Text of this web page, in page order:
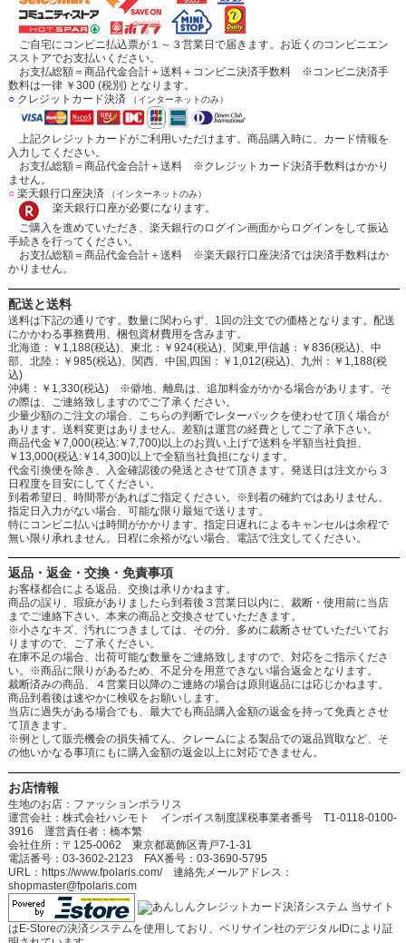
ご自宅にコンビニ払込票が１～３営業日で届きます。お近くのコンビニエン
スストアでお支払いください。
お支払総額＝商品代金合計＋送料＋コンビニ決済手数料 ※コンビニ決済手
数料は一律 ￥300 (税別) となります。
○クレジットカード決済 （インターネットのみ）
上記クレジットカードがご利用いただけます。商品購入時に、カード情報を
入力してください。
お支払総額＝商品代金合計＋送料 ※クレジットカード決済手数料はかかり
ません。
○楽天銀行口座決済 （インターネットのみ）
楽天銀行口座が必要になります。
ご購入を進めていただき、楽天銀行のログイン画面からログインをして振込
手続きを行ってください。
お支払総額＝商品代金合計＋送料 ※楽天銀行口座決済では決済手数料はか
かりません。
配送と送料
送料は下記の通りです。数量に関わらず、1回の注文での価格となります。配送
にかかわる事務費用、梱包資材費用を含みます。
北海道：￥1,188(税込)、東北：￥924(税込)、関東,甲信越：￥836(税込)、中
部、北陸：￥985(税込)、関西、中国,四国：￥1,012(税込)、九州：￥1,188(税
込)
沖縄：￥1,330(税込) ※僻地、離島は、追加料金がかかる場合があります。そ
の際は、ご連絡致しますのでご了承ください。
少量少額のご注文の場合、こちらの判断でレターパックを使わせて頂く場合が
あります。送料変更はありません。差額は運営の経費としてご了承下さい。
商品代金￥7,000(税込:￥7,700)以上のお買い上げで送料を半額当社負担、
￥13,000(税込:￥14,300)以上で全額当社負担になります。
代金引換便を除き、入金確認後の発送とさせて頂きます。発送日は注文から３
日程度を目安にしてください。
到着希望日、時間帯があればご指定ください。※到着の確約ではありません。
指定日入力がない場合、可能な限り最短で送ります。
特にコンビニ払いは時間がかかります。指定日遅れによるキャンセルは余程で
無い限り承れません。日程に余裕がない場合、電話で注文してください。
返品・返金・交換・免責事項
お客様都合による返品、交換は承りかねます。
商品の誤り、瑕疵がありましたら到着後３営業日以内に、裁断・使用前に当店
までご連絡下さい。本来の商品と交換させていただきます。
※小さなキズ、汚れにつきましては、その分、多めに裁断させていただいてお
りますので、ご了承ください。
在庫不足の場合、出荷可能な数量をご連絡致しますので、対応をご指示くださ
い。※商品に限りがあるため、不足分を用意できない場合返金となります。
裁断済みの商品、４営業日以降のご連絡の場合は原則返品には応じかねます。
商品到着後は速やかに検収をお願いします。
当店に過失がある場合でも、最大でも商品購入金額の返金を持って免責とさせ
て頂きます。
※例として販売機会の損失補てん、クレームによる製品での返品買取など、そ
の他いかなる事項にもに購入金額の返金以上に対応できません。
お店情報
生地のお店：ファッションポラリス
運営会社：株式会社ハシモト インボイス制度課税事業者番号 T1-0118-0100-
3916 運営責任者：橋本繁
会社住所：〒125-0062 東京都葛飾区青戸7-1-31
電話番号：03-3602-2123 FAX番号：03-3690-5795
URL：https://www.fpolaris.com/ 連絡先メールアドレス：
shopmaster@fpolaris.com
当サイト
はE-Storeの決済システムを使用しており、ベリサイン社のデジタルIDにより証